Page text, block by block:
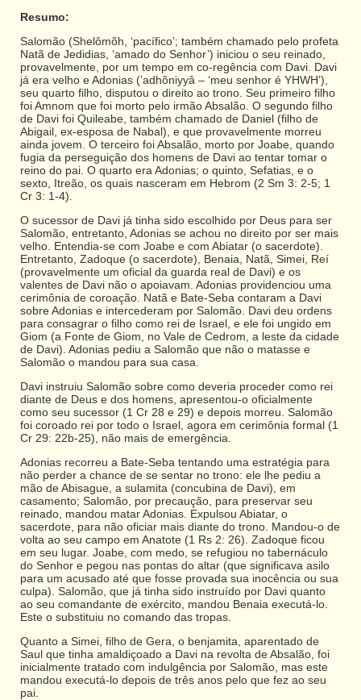
Resumo:
Salomão (Shelômõh, ‘pacífico’; também chamado pelo profeta
Natã de Jedidias, ‘amado do Senhor’) iniciou o seu reinado,
provavelmente, por um tempo em co-regência com Davi. Davi
já era velho e Adonias (’adhõniyyâ – ‘meu senhor é YHWH’),
seu quarto filho, disputou o direito ao trono. Seu primeiro filho
foi Amnom que foi morto pelo irmão Absalão. O segundo filho
de Davi foi Quileabe, também chamado de Daniel (filho de
Abigail, ex-esposa de Nabal), e que provavelmente morreu
ainda jovem. O terceiro foi Absalão, morto por Joabe, quando
fugia da perseguição dos homens de Davi ao tentar tomar o
reino do pai. O quarto era Adonias; o quinto, Sefatias, e o
sexto, Itreão, os quais nasceram em Hebrom (2 Sm 3: 2-5; 1
Cr 3: 1-4).
O sucessor de Davi já tinha sido escolhido por Deus para ser
Salomão, entretanto, Adonias se achou no direito por ser mais
velho. Entendia-se com Joabe e com Abiatar (o sacerdote).
Entretanto, Zadoque (o sacerdote), Benaia, Natã, Simei, Reí
(provavelmente um oficial da guarda real de Davi) e os
valentes de Davi não o apoiavam. Adonias providenciou uma
cerimônia de coroação. Natã e Bate-Seba contaram a Davi
sobre Adonias e intercederam por Salomão. Davi deu ordens
para consagrar o filho como rei de Israel, e ele foi ungido em
Giom (a Fonte de Giom, no Vale de Cedrom, a leste da cidade
de Davi). Adonias pediu a Salomão que não o matasse e
Salomão o mandou para sua casa.
Davi instruiu Salomão sobre como deveria proceder como rei
diante de Deus e dos homens, apresentou-o oficialmente
como seu sucessor (1 Cr 28 e 29) e depois morreu. Salomão
foi coroado rei por todo o Israel, agora em cerimônia formal (1
Cr 29: 22b-25), não mais de emergência.
Adonias recorreu a Bate-Seba tentando uma estratégia para
não perder a chance de se sentar no trono: ele lhe pediu a
mão de Abisague, a sulamita (concubina de Davi), em
casamento; Salomão, por precaução, para preservar seu
reinado, mandou matar Adonias. Expulsou Abiatar, o
sacerdote, para não oficiar mais diante do trono. Mandou-o de
volta ao seu campo em Anatote (1 Rs 2: 26). Zadoque ficou
em seu lugar. Joabe, com medo, se refugiou no tabernáculo
do Senhor e pegou nas pontas do altar (que significava asilo
para um acusado até que fosse provada sua inocência ou sua
culpa). Salomão, que já tinha sido instruído por Davi quanto
ao seu comandante de exército, mandou Benaia executá-lo.
Este o substituiu no comando das tropas.
Quanto a Simei, filho de Gera, o benjamita, aparentado de
Saul que tinha amaldiçoado a Davi na revolta de Absalão, foi
inicialmente tratado com indulgência por Salomão, mas este
mandou executá-lo depois de três anos pelo que fez ao seu
pai.